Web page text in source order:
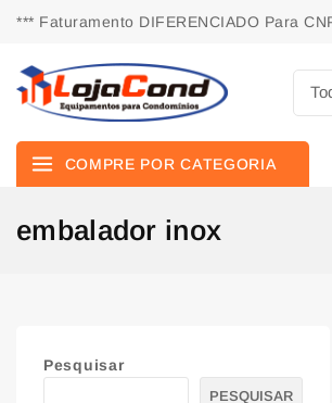
*** Faturamento DIFERENCIADO Para
COMPRE POR CATEGORIA
embalador inox
Pesquisar
PESQUISAR